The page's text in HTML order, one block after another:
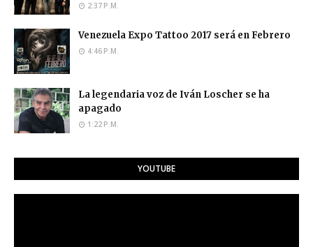
2:37 P.M.
Venezuela Expo Tattoo 2017 será en Febrero
4:46 P.M.
La legendaria voz de Iván Loscher se ha
apagado
1:22 P.M.
YOUTUBE